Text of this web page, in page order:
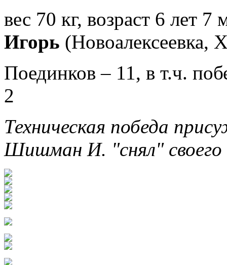
вес 70 кг, возраст 6 лет 7
Игорь (Новоалексеевка,
Поединков– 11, в т.ч.
2
Техническая победа
Шишман И. "снял"